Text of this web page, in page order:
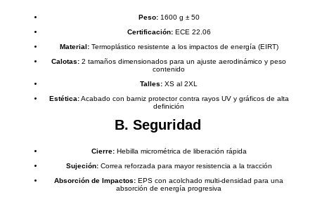
Peso:1600 g ± 50
Certificación:ECE 22.06
Material:Termoplástico resistente a los impactos de energía (EIRT)
Calotas: 2 tamaños dimensionados para un ajuste aerodinámico y peso
contenido
Talles: XS al 2XL
Estética:Acabado con barniz protector contra rayos UV y gráficos de alta
definición
B. Seguridad
Cierre:Hebilla micrométrica de liberación rápida
Sujeción:Correa reforzada para mayor resistencia a la tracción
Absorción de Impactos: EPS con acolchado multi-densidad para una
absorción de energía progresiva